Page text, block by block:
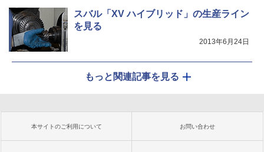
スバル「XV ハイブリッド」の生産ライン
を見る
2013年6月24日
もっと関連記事を見る
本サイトのご利用について お問い合わせ